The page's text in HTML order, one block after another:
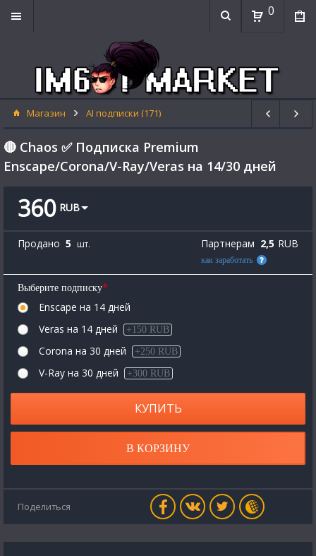
0
Магазин AI подписки (171)
🔴 Chaos ✅ Подписка Premium
Enscape/Corona/V-Ray/Veras на 14/30 дней
360 RUB
Продано 5 шт. Партнерам 2,5 RUB
как заработать
Выберите подписку*
Enscape на 14 дней
Veras на 14 дней
+150 RUB
Corona на 30 дней +250 RUB
V-Ray на 30 дней +300 RUB
КУПИТЬ
В КОРЗИНУ
Поделиться